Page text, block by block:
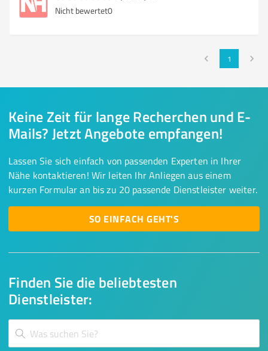
Nicht bewertet0
1
Finden Sie die beliebtesten
Dienstleister:
Keine Zeit für lange Recherchen und E-
Mails? Jetzt Angebote empfangen!
Lassen Sie sich einfach von passenden Experten in Ihrer
Nähe kontaktieren! Wir leiten Ihr Anliegen aus einem
kurzen Formular an bis zu 20 passende Dienstleister weiter.
SO EINFACH GEHT'S